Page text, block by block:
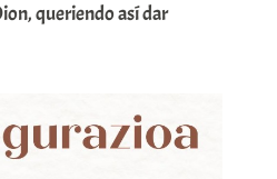
queriendo así dar